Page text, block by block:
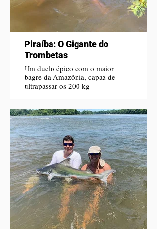
Piraíba: O Gigante do
Trombetas
Um duelo épico com o maior
bagre da Amazônia, capaz de
ultrapassar os 200 kg